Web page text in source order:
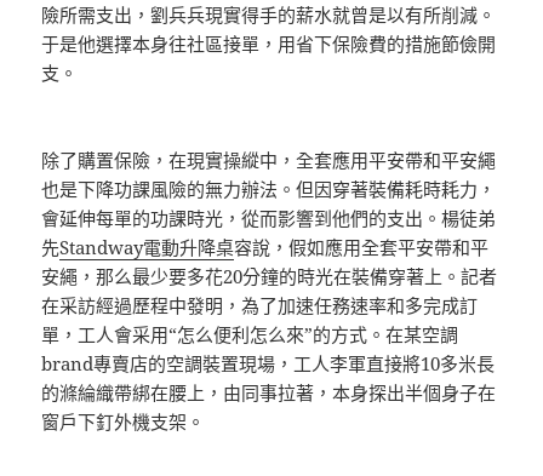
險所需支出，劉兵兵現實得手的薪水就曾是以有所削減。
于是他選擇本身往社區接單，用省下保險費的措施節儉開
支。
除了購置保險，在現實操縱中，全套應用平安帶和平安繩
也是下降功課風險的無力辦法。但因穿著裝備耗時耗力，
會延伸每單的功課時光，從而影響到他們的支出。楊徒弟
先Standway電動升降桌容說，假如應用全套平安帶和平
安繩，那么最少要多花20分鐘的時光在裝備穿著上。記者
在采訪經過歷程中發明，為了加速任務速率和多完成訂
單，工人會采用“怎么便利怎么來”的方式。在某空調
brand專賣店的空調裝置現場，工人李軍直接將10多米長
的滌綸織帶綁在腰上，由同事拉著，本身探出半個身子在
窗戶下釘外機支架。